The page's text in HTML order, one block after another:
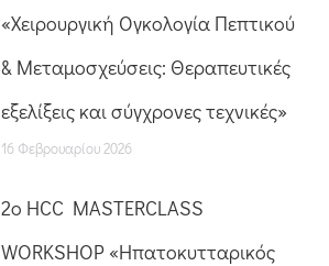
«Χειρουργική Ογκολογία Πεπτικού
& Μεταμοσχεύσεις: Θεραπευτικές
εξελίξεις και σύγχρονες τεχνικές»
16 Φεβρουαρίου 2026
2ο HCC MASTERCLASS
WORKSHOP «Ηπατοκυτταρικός